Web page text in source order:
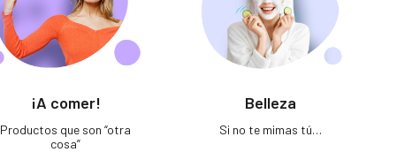
¡A comer!
Productos que son “otra
cosa”
Belleza
Si no te mimas tú…